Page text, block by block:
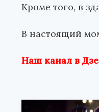
Кроме того, в
В настоящий
Наш канал в